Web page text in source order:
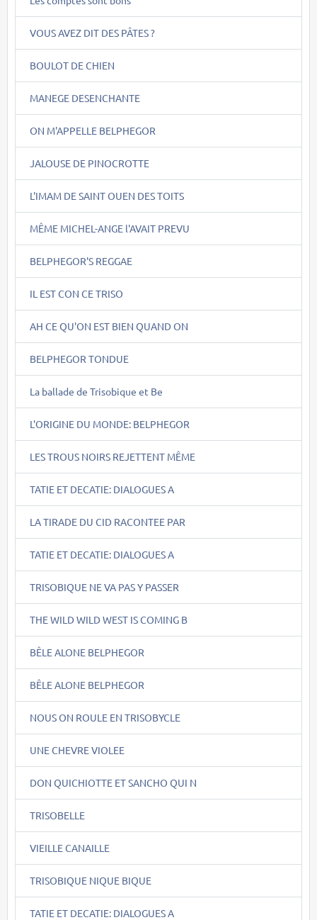
VOUS AVEZ DIT DES PÂTES ?
BOULOT DE CHIEN
MANEGE DESENCHANTE
ON M'APPELLE BELPHEGOR
JALOUSE DE PINOCROTTE
L'IMAM DE SAINT OUEN DES TOITS
MÊME MICHEL-ANGE l'AVAIT PREVU
BELPHEGOR'S REGGAE
IL EST CON CE TRISO
AH CE QU'ON EST BIEN QUAND ON
BELPHEGOR TONDUE
La ballade de Trisobique et Be
L'ORIGINE DU MONDE: BELPHEGOR
LES TROUS NOIRS REJETTENT MÊME
TATIE ET DECATIE: DIALOGUES A
LA TIRADE DU CID RACONTEE PAR
TATIE ET DECATIE: DIALOGUES A
TRISOBIQUE NE VA PAS Y PASSER
THE WILD WILD WEST IS COMING B
BÊLE ALONE BELPHEGOR
BÊLE ALONE BELPHEGOR
NOUS ON ROULE EN TRISOBYCLE
UNE CHEVRE VIOLEE
DON QUICHIOTTE ET SANCHO QUI N
TRISOBELLE
VIEILLE CANAILLE
TRISOBIQUE NIQUE BIQUE
TATIE ET DECATIE: DIALOGUES A